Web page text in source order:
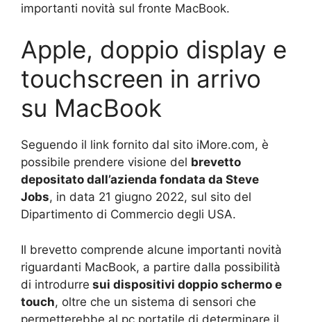
importanti novità sul fronte MacBook.
Apple, doppio display e
touchscreen in arrivo
su MacBook
Seguendo il link fornito dal sito iMore.com, è
possibile prendere visione del brevetto
depositato dall’azienda fondata da Steve
Jobs, in data 21 giugno 2022, sul sito del
Dipartimento di Commercio degli USA.
Il brevetto comprende alcune importanti novità
riguardanti MacBook, a partire dalla possibilità
di introdurre sui dispositivi doppio schermo e
touch, oltre che un sistema di sensori che
permetterebbe al pc portatile di determinare il